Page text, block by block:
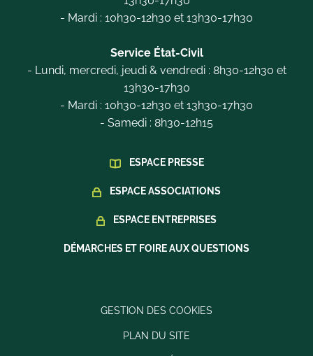
- Mardi : 10h30-12h30 et 13h30-17h30
Service État-Civil
- Lundi, mercredi, jeudi & vendredi : 8h30-12h30 et
13h30-17h30
- Mardi : 10h30-12h30 et 13h30-17h30
- Samedi : 8h30-12h15
ESPACE PRESSE
ESPACE ASSOCIATIONS
ESPACE ENTREPRISES
DÉMARCHES ET FOIRE AUX QUESTIONS
GESTION DES COOKIES
PLAN DU SITE